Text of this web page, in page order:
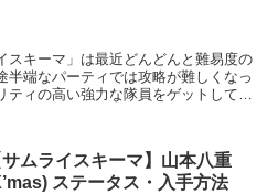
スキーマ」は最近どんどんと難易度の
半端なパーティでは攻略が難しくなっ
ィの高い強力な隊員をゲットして隊
サムライスキーマ】山本八重
ステータス・入手方法